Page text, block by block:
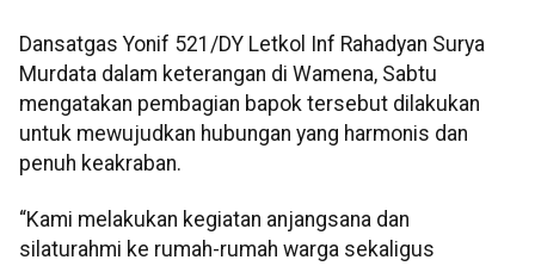
Dansatgas Yonif 521/DY Letkol Inf Rahadyan Surya
Murdata dalam keterangan di Wamena, Sabtu
mengatakan pembagian bapok tersebut dilakukan
untuk mewujudkan hubungan yang harmonis dan
penuh keakraban.
“Kami melakukan kegiatan anjangsana dan
silaturahmi ke rumah-rumah warga sekaligus